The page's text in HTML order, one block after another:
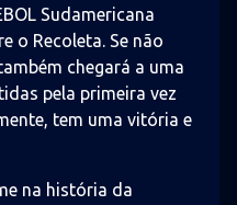
Sudamericana
o Recoleta. Se não
chegará a uma
pela primeira vez
tem uma vitória e
na história da